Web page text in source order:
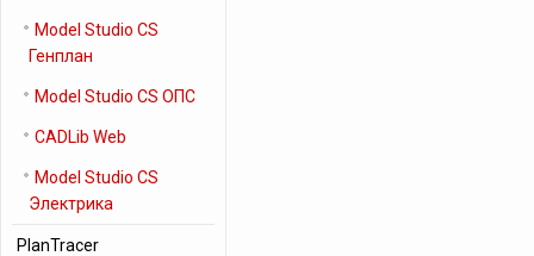
Model Studio CS
Генплан
Model Studio CS ОПС
CADLib Web
Model Studio CS
Электрика
PlanTracer